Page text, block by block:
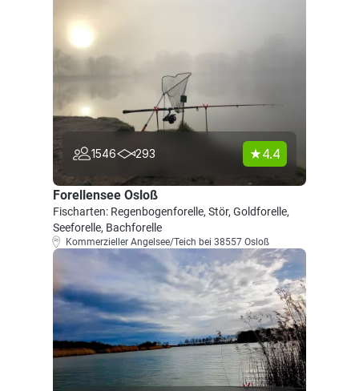
1546 293 4.4
Forellensee Osloß
Fischarten: Regenbogenforelle, Stör, Goldforelle,
Seeforelle, Bachforelle
Kommerzieller Angelsee/Teich bei 38557 Osloß